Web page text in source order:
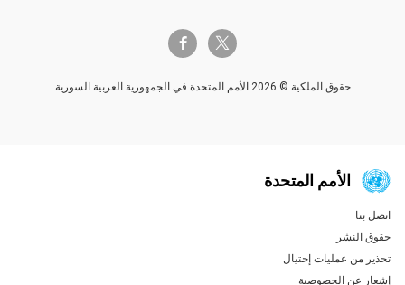
twitter-x
facebook-f
حقوق الملكية © 2026 الأمم المتحدة في الجمهورية العربية السورية
الأمم المتحدة
Global U.N. menu
اتصل بنا
حقوق النشر
تحذير من عمليات إحتيال
إشعار عن الخصوصية